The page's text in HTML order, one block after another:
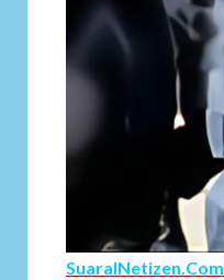
SuaraINetizen.Com